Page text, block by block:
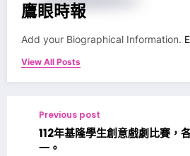
鷹眼時報
Add your Biographical Information.
View All Posts
Previous post
112年基隆學生創意戲劇比賽，
一。